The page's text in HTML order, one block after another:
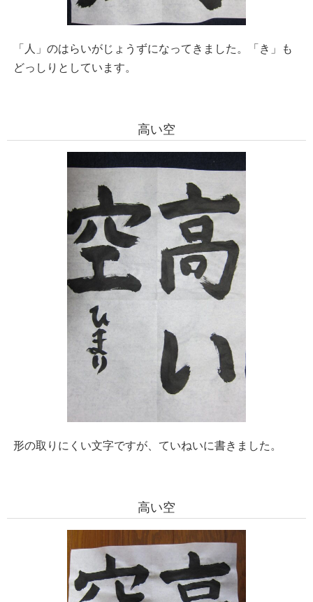
「人」のはらいがじょうずになってきました。「き」も
どっしりとしています。
高い空
形の取りにくい文字ですが、ていねいに書きました。
高い空